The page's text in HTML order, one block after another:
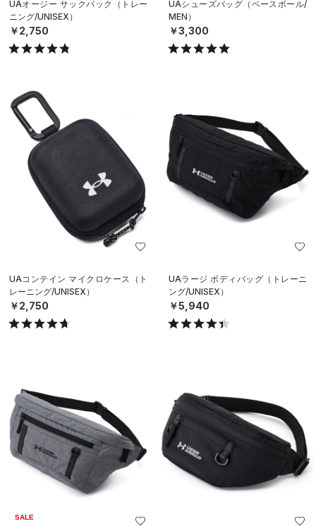
UAオージー サックパック（トレー
ニング/UNISEX）
￥2,750
UAシューズバッグ（ベースボール/
MEN）
￥3,300
UAコンテイン マイクロケース（ト
レーニング/UNISEX）
￥2,750
UAラージ ボディバッグ（トレーニ
ング/UNISEX）
￥5,940
SALE